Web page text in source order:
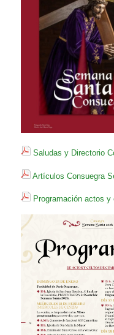
Saludas y Directorio
Artículos Consuegra
Programación actos